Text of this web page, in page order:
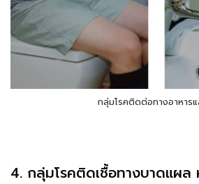
กลุ่มโรคติดต่อทางอาหารแ
4. กลุ่มโรคติดเชื้อทางบาดแผล